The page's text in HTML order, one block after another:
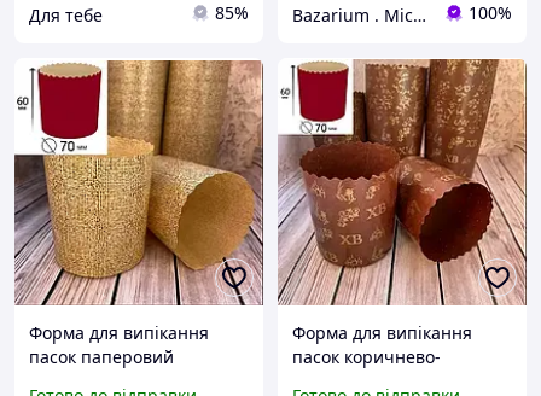
Для тебе 85% Bazarium . Місце, де є все 100%
Форма для випікання
пасок паперовий
Форма для випікання
пасок коричнево-